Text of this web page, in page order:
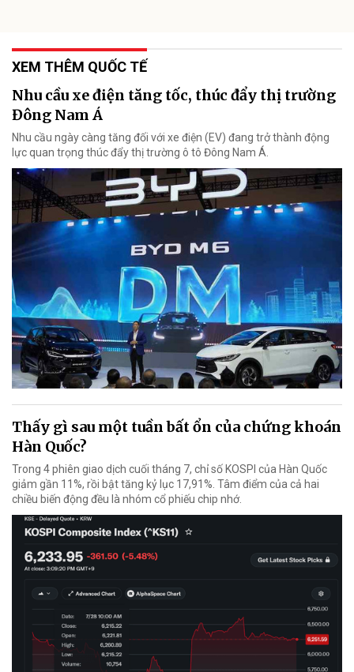
XEM THÊM QUỐC TẾ
Nhu cầu xe điện tăng tốc, thúc đẩy thị trường
Đông Nam Á
Nhu cầu ngày càng tăng đối với xe điện (EV) đang trở thành động
lực quan trọng thúc đẩy thị trường ô tô Đông Nam Á.
Thấy gì sau một tuần bất ổn của chứng khoán
Hàn Quốc?
Trong 4 phiên giao dịch cuối tháng 7, chỉ số KOSPI của Hàn Quốc
giảm gần 11%, rồi bật tăng kỷ lục 17,91%. Tâm điểm của cả hai
chiều biến động đều là nhóm cổ phiếu chip nhớ.